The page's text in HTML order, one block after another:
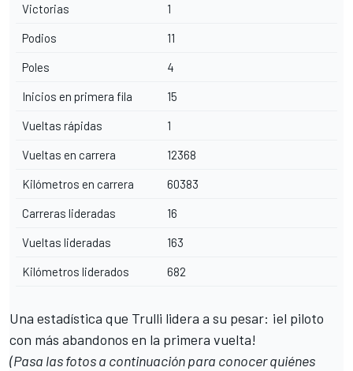
Victorias 1
Podios 11
Poles 4
Inicios en primera fila 15
Vueltas rápidas 1
Vueltas en carrera 12368
Kilómetros en carrera 60383
Carreras lideradas 16
Vueltas lideradas 163
Kilómetros liderados 682
Una estadística que Trulli lidera a su pesar: ¡el piloto
con más abandonos en la primera vuelta!
(Pasa las fotos a continuación para conocer quiénes